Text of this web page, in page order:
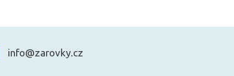
info@zarovky.cz